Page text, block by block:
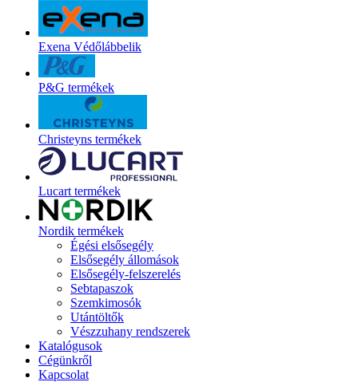
Exena Védőlábbelik
P&G termékek
Christeyns termékek
Lucart termékek
Nordik termékek
Égési elsősegély
Elsősegély állomások
Elsősegély-felszerelés
Sebtapaszok
Szemkimosók
Utántöltők
Vészzuhany rendszerek
Katalógusok
Cégünkről
Kapcsolat